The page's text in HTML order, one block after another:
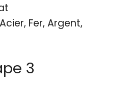
Fer, Argent,
3